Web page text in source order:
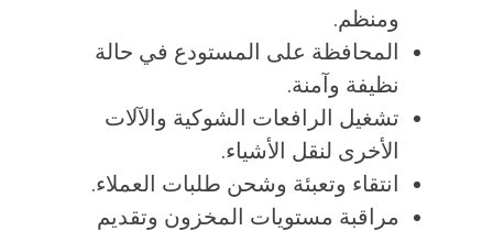
ومنظم.
المحافظة على المستودع في حالة
نظيفة وآمنة.
تشغيل الرافعات الشوكية والآلات
الأخرى لنقل الأشياء.
انتقاء وتعبئة وشحن طلبات العملاء.
مراقبة مستويات المخزون وتقديم